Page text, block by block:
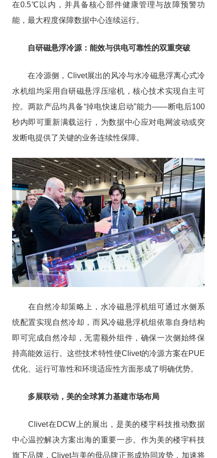
在0.5℃以内，并具备核心部件健康管理与故障预警功
能，最大程度保障数据中心连续运行。
自研磁悬浮冷源：能效与供电可靠性的双重突破
在冷源侧，Clivet展出的风冷与水冷磁悬浮离心式冷
水机组均采用自研磁悬浮压缩机，核心技术实现自主可
控。两款产品均具备“掉电快速启动”能力——断电后100
秒内即可重新满载运行，为数据中心应对电网波动或突
发断电提供了关键的业务连续性保障。
在自然冷却策略上，水冷磁悬浮机组可通过水侧系
统配置实现自然冷却，而风冷磁悬浮机组依靠自身结构
即可完成自然冷却，无需额外组件，确保一次侧始终保
持高能效运行。这些技术特性使Clivet的冷源方案在PUE
优化、运行可靠性和环境适应性方面形成了明确优势。
多展联动，美的全球算力基建市场布局
Clivet在DCW上的展出，是美的楼宇科技推动数据
中心温控解决方案出海的重要一步。作为美的楼宇科技
旗下品牌，Clivet与美的母品牌正形成协同攻势，加速将